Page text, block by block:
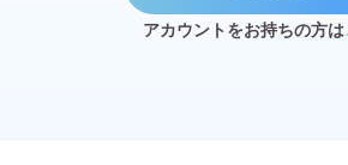
アカウントをお持ちの方は